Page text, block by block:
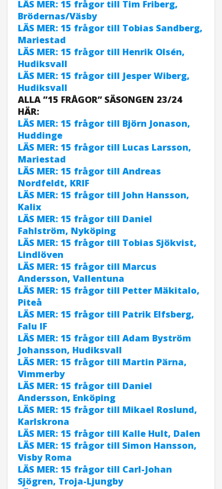
LÄS MER: 15 frågor till Tim Friberg,
Brödernas/Väsby
LÄS MER: 15 frågor till Tobias Sandberg,
Mariestad
LÄS MER: 15 frågor till Henrik Olsén,
Hudiksvall
LÄS MER: 15 frågor till Jesper Wiberg,
Hudiksvall
ALLA ”15 FRÅGOR” SÄSONGEN 23/24
HÄR:
LÄS MER: 15 frågor till Björn Jonason,
Huddinge
LÄS MER: 15 frågor till Lucas Larsson,
Mariestad
LÄS MER: 15 frågor till Andreas
Nordfeldt, KRIF
LÄS MER: 15 frågor till John Hansson,
Kalix
LÄS MER: 15 frågor till Daniel
Fahlström, Nyköping
LÄS MER: 15 frågor till Tobias Sjökvist,
Lindlöven
LÄS MER: 15 frågor till Marcus
Andersson, Vallentuna
LÄS MER: 15 frågor till Petter Mäkitalo,
Piteå
LÄS MER: 15 frågor till Patrik Elfsberg,
Falu IF
LÄS MER: 15 frågor till Adam Byström
Johansson, Hudiksvall
LÄS MER: 15 frågor till Martin Pärna,
Vimmerby
LÄS MER: 15 frågor till Daniel
Andersson, Enköping
LÄS MER: 15 frågor till Mikael Roslund,
Karlskrona
LÄS MER: 15 frågor till Kalle Hult, Dalen
LÄS MER: 15 frågor till Simon Hansson,
Visby Roma
LÄS MER: 15 frågor till Carl-Johan
Sjögren, Troja-Ljungby